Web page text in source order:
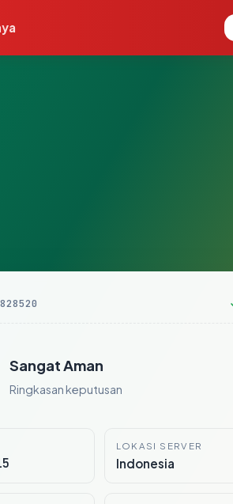
Sangat Aman
Ringkasan keputusan
LOKASI SERVER
Indonesia